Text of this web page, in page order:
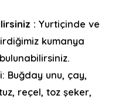
: Yurtiçinde ve
kumanya
Buğday unu, çay,
reçel, toz şeker,